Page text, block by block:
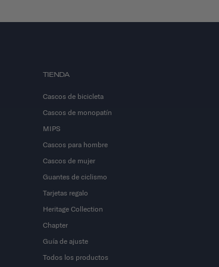
TIENDA
Cascos de bicicleta
Cascos de monopatín
MIPS
Cascos para hombre
Cascos de mujer
Guantes de ciclismo
Tarjetas regalo
Heritage Collection
Chapter
Guía de ajuste
Todos los productos